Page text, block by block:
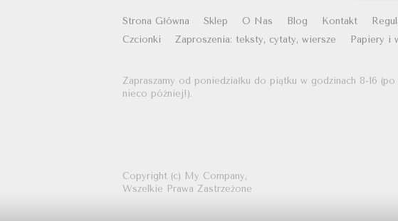
Strona Główna Sklep O Nas Blog Kontakt
Czcionki
Zaproszenia: teksty, cytaty, wiersze Papiery i
Zapraszamy od poniedziałku do piątku w godzinach 8-16
nieco później!).
Copyright (c) My Company,
Wszelkie Prawa Zastrzeżone